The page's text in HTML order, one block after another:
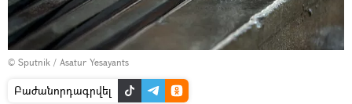
© Sputnik / Asatur Yesayants
Բաժանորդագրվել